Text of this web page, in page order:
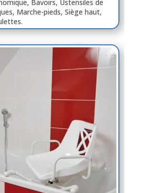
Bavoirs, Ustensiles de
Marche-pieds, Siège haut,